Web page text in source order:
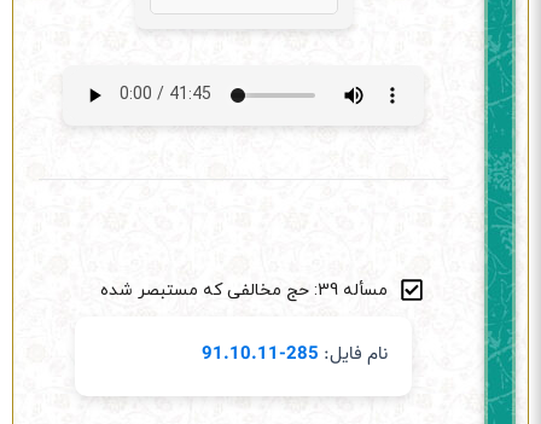
مسأله 39: حج مخالفی که مستبصر شده
نام فایل: 285-91.10.11